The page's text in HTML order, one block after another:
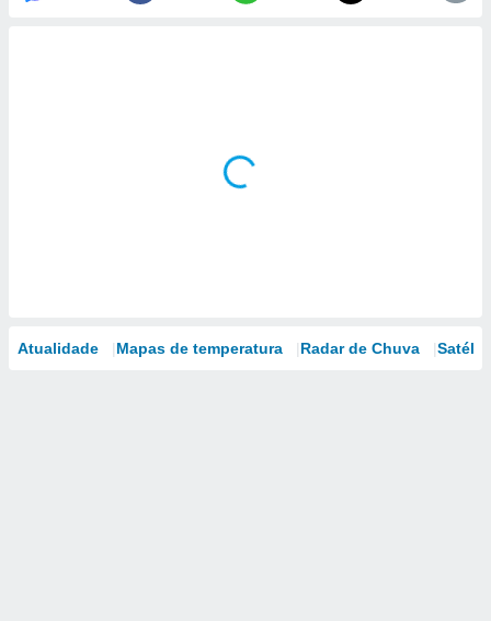
Atualidade Mapas de temperatura Radar de Chuva